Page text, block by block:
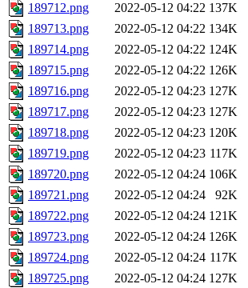
189712.png
2022-05-12 04:22 137K
189713.png
2022-05-12 04:22 134K
189714.png
2022-05-12 04:22 124K
189715.png
2022-05-12 04:22 126K
189716.png
2022-05-12 04:23 127K
189717.png
2022-05-12 04:23 127K
189718.png
2022-05-12 04:23 120K
189719.png
2022-05-12 04:23 117K
189720.png
2022-05-12 04:24 106K
189721.png
2022-05-12 04:24
92K
189722.png
2022-05-12 04:24 121K
189723.png
2022-05-12 04:24 126K
189724.png
2022-05-12 04:24 117K
189725.png
2022-05-12 04:24 127K